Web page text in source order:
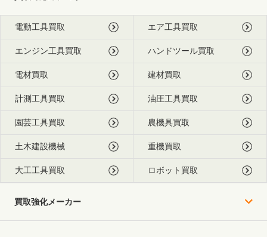
電動工具買取 エア工具買取
エンジン工具買取 ハンドツール買取
電材買取 建材買取
計測工具買取 油圧工具買取
園芸工具買取 農機具買取
土木建設機械 重機買取
大工工具買取 ロボット買取
買取強化メーカー